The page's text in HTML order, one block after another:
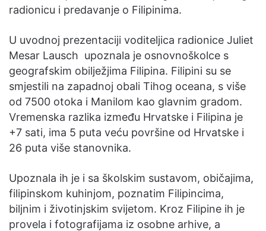
radionicu i predavanje o Filipinima.
U uvodnoj prezentaciji voditeljica radionice Juliet
Mesar Lausch upoznala je osnovnoškolce s
geografskim obilježjima Filipina. Filipini su se
smjestili na zapadnoj obali Tihog oceana, s više
od 7500 otoka i Manilom kao glavnim gradom.
Vremenska razlika između Hrvatske i Filipina je
+7 sati, ima 5 puta veću površine od Hrvatske i
26 puta više stanovnika.
Upoznala ih je i sa školskim sustavom, običajima,
filipinskom kuhinjom, poznatim Filipincima,
biljnim i životinjskim svijetom. Kroz Filipine ih je
provela i fotografijama iz osobne arhive, a